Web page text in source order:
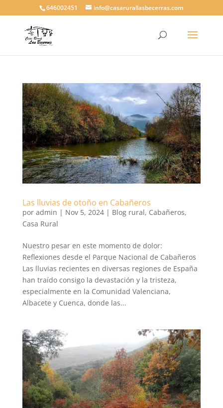
646002451 info@casarurallasbecerras.com
Las lluvias de otoño en Cabañeros
por admin | Nov 5, 2024| Blog rural, Cabañeros,
Casa Rural
Nuestro pesar en este momento de dolor:
Reflexiones desde el Parque Nacional de Cabañeros
Las lluvias recientes en diversas regiones de España
han traído consigo la devastación y la tristeza,
especialmente en la Comunidad Valenciana,
Albacete y Cuenca, donde las...